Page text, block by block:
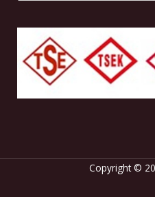
Copyright ©